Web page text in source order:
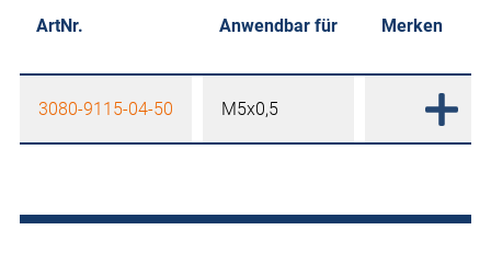
ArtNr. Anwendbar für Merken
3080-9115-04-50 M5x0,5